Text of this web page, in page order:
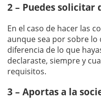
2 – Puedes solicitar
En el caso de hacer las
aunque sea por sobre lo
diferencia de lo que
declaraste, siempre y
requisitos.
3 – Aportas a la